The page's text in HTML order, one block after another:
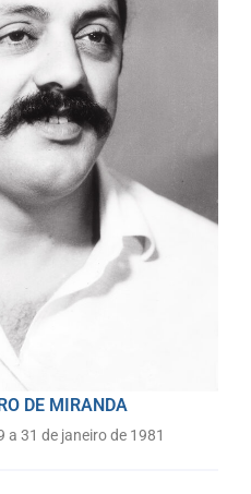
DE MIRANDA
a 31 de janeiro de 1981